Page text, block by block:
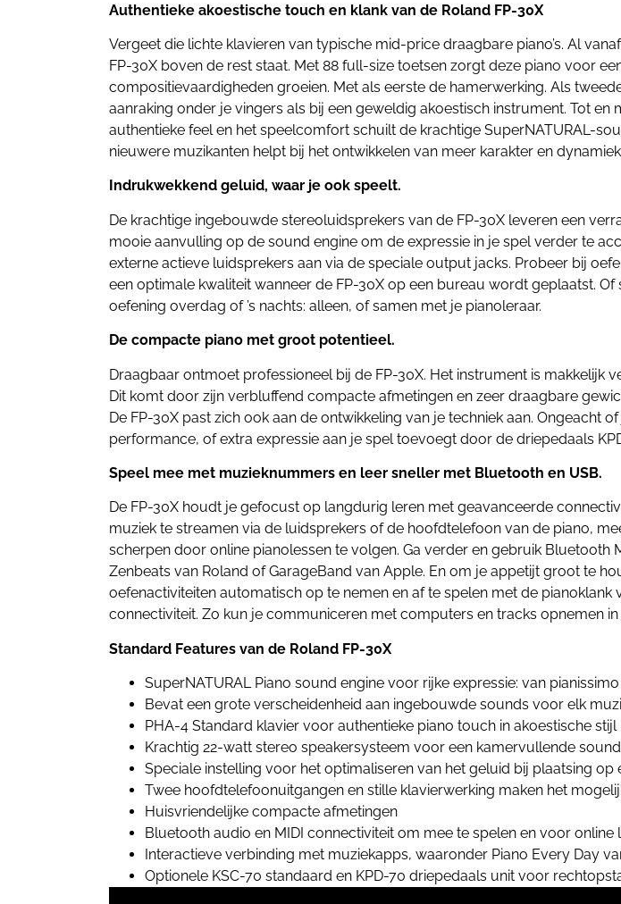
Authentieke akoestische touch en klank van de Roland FP-30X
Vergeet die lichte klavieren van typische mid-price draagbare piano’s. Al
FP-30X boven de rest staat. Met 88 full-size toetsen zorgt deze piano voor
compositievaardigheden groeien. Met als eerste de hamerwerking. Als
aanraking onder je vingers als bij een geweldig akoestisch instrument. Tot
authentieke feel en het speelcomfort schuilt de krachtige SuperNATURAL-
nieuwere muzikanten helpt bij het ontwikkelen van meer karakter en
Indrukwekkend geluid, waar je ook speelt.
De krachtige ingebouwde stereoluidsprekers van de FP-30X leveren een
mooie aanvulling op de sound engine om de expressie in je spel verder te
externe actieve luidsprekers aan via de speciale output jacks. Probeer bij
een optimale kwaliteit wanneer de FP-30X op een bureau wordt geplaatst.
oefening overdag of ’s nachts: alleen, of samen met je pianoleraar.
De compacte piano met groot potentieel.
Draagbaar ontmoet professioneel bij de FP-30X. Het instrument is makkelijk
Dit komt door zijn verbluffend compacte afmetingen en zeer draagbare
De FP-30X past zich ook aan de ontwikkeling van je techniek aan.
performance, of extra expressie aan je spel toevoegt door de driepedaals
Speel mee met muzieknummers en leer sneller met Bluetooth en USB.
De FP-30X houdt je gefocust op langdurig leren met geavanceerde
muziek te streamen via de luidsprekers of de hoofdtelefoon van de piano,
scherpen door online pianolessen te volgen. Ga verder en gebruik
Zenbeats van Roland of GarageBand van Apple. En om je appetijt groot te
oefenactiviteiten automatisch op te nemen en af te spelen met de
connectiviteit. Zo kun je communiceren met computers en tracks opnemen
Standard Features van de Roland FP-30X
SuperNATURAL Piano sound engine voor rijke expressie: van
Bevat een grote verscheidenheid aan ingebouwde sounds voor elk
PHA-4 Standard klavier voor authentieke piano touch in akoestische stijl
Krachtig 22-watt stereo speakersysteem voor een kamervullende sound
Speciale instelling voor het optimaliseren van het geluid bij plaatsing
Twee hoofdtelefoonuitgangen en stille klavierwerking maken het
Huisvriendelijke compacte afmetingen
Bluetooth audio en MIDI connectiviteit om mee te spelen en voor online
Interactieve verbinding met muziekapps, waaronder Piano Every Day
Optionele KSC-70 standaard en KPD-70 driepedaals unit voor